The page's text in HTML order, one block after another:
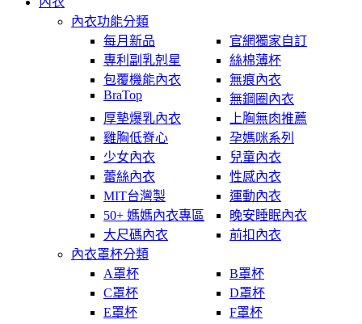
內衣功能分類
每月新品
官網獨家自訂
專利副乳剋星
絲棉薄杯
包覆機能內衣
無痕內衣
BraTop
無鋼圈內衣
厚墊爆乳內衣
上胸無肉推薦
雞胸低脊心
孕媽咪系列
少女內衣
兒童內衣
蕾絲內衣
性感內衣
MIT台灣製
運動內衣
50+ 媽媽內衣專區
晚安睡眠內衣
大尺碼內衣
前扣內衣
內衣罩杯分類
A罩杯
B罩杯
C罩杯
D罩杯
E罩杯
F罩杯